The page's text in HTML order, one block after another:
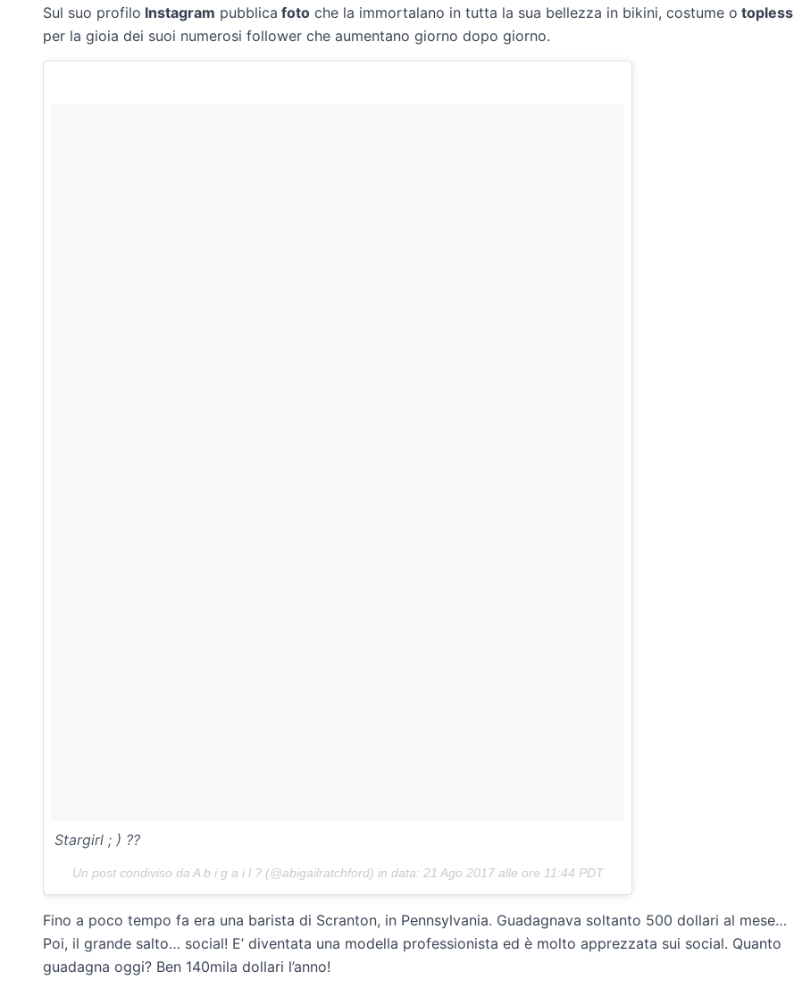
Sul suo profilo Instagram pubblica foto che la immortalano in tutta la sua bellezza in bikini, costume o topless
per la gioia dei suoi numerosi follower che aumentano giorno dopo giorno.
Stargirl ; ) ??
Un post condiviso da A b i g a i l ? (@abigailratchford) in data: 21 Ago 2017 alle ore 11:44 PDT
Fino a poco tempo fa era una barista di Scranton, in Pennsylvania. Guadagnava soltanto 500 dollari al mese…
Poi, il grande salto… social! E’ diventata una modella professionista ed è molto apprezzata sui social. Quanto
guadagna oggi? Ben 140mila dollari l’anno!